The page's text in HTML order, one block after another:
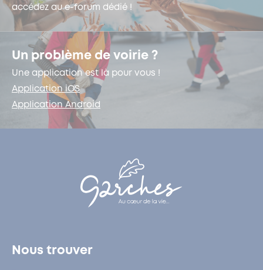
accédez au e-forum dédié !
Un problème de voirie ?
Une application est là pour vous !
Application iOS
Application Android
Nous trouver